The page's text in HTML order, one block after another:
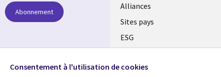
Alliances
Sites pays
ESG
Fusions
Abonnement
Suivez-nous
Consentement à l'utilisation de cookies